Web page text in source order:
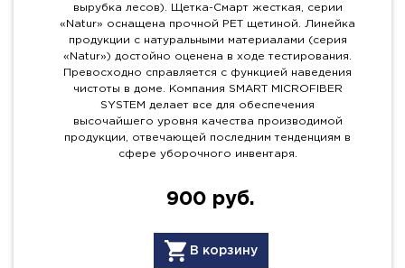
вырубка лесов). Щетка-Смарт жесткая, серии
«Natur» оснащена прочной PET щетиной. Линейка
продукции с натуральными материалами (серия
«Natur») достойно оценена в ходе тестирования.
Превосходно справляется с функцией наведения
чистоты в доме. Компания SMART MICROFIBER
SYSTEM делает все для обеспечения
высочайшего уровня качества производимой
продукции, отвечающей последним тенденциям в
сфере уборочного инвентаря.
900 руб.
В корзину